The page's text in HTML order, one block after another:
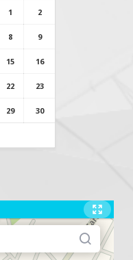
1 2
8 9
15 16
22 23
29 30